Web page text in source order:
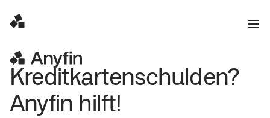
Kreditkartenschulden?
Anyfin hilft!